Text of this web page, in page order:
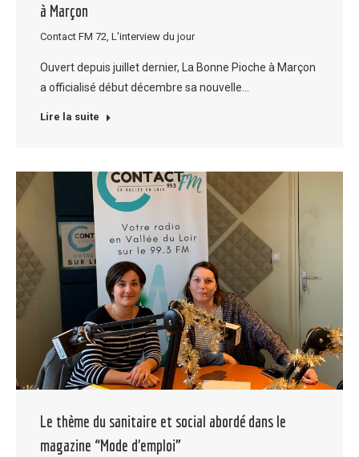
à Marçon
Contact FM 72 L'interview du jour
Ouvert depuis juillet dernier, La Bonne Pioche à Marçon
a officialisé début décembre sa nouvelle…
Lire la suite
Le thème du sanitaire et social abordé dans le
magazine “Mode d’emploi”